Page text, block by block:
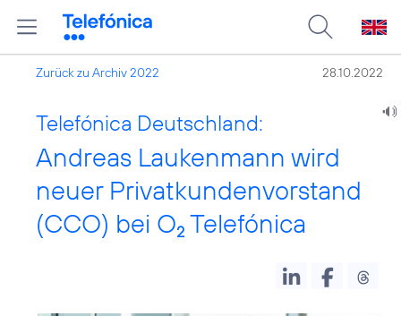
Zurück zu Archiv 2022 28.10.2022
Telefónica Deutschland:
Andreas Laukenmann wird
neuer Privatkundenvorstand
(CCO) bei O2 Telefónica